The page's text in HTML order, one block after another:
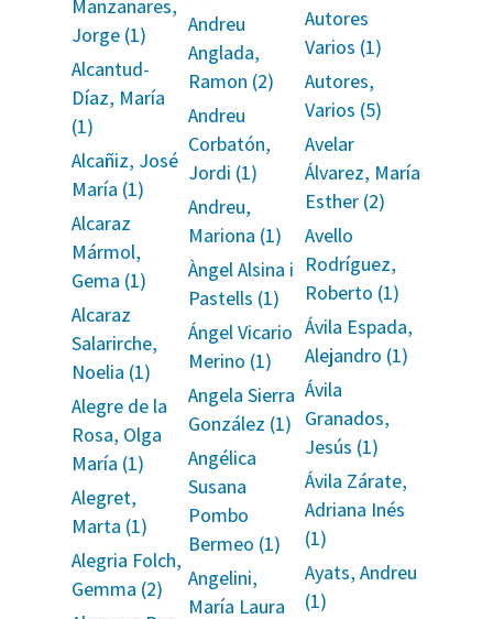
Manzanares,
Jorge (1)
Alcantud-
Díaz, María
(1)
Alcañiz, José
María (1)
Alcaraz
Mármol,
Gema (1)
Alcaraz
Salarirche,
Noelia (1)
Alegre de la
Rosa, Olga
María (1)
Alegret,
Marta (1)
Alegria Folch,
Gemma (2)
Andreu
Anglada,
Ramon (2)
Andreu
Corbatón,
Jordi (1)
Andreu,
Mariona (1)
Àngel Alsina i
Pastells (1)
Ángel Vicario
Merino (1)
Angela Sierra
González (1)
Angélica
Susana
Pombo
Bermeo (1)
Angelini,
María Laura
Autores
Varios (1)
Autores,
Varios (5)
Avelar
Álvarez, María
Esther (2)
Avello
Rodríguez,
Roberto (1)
Ávila Espada,
Alejandro (1)
Ávila
Granados,
Jesús (1)
Ávila Zárate,
Adriana Inés
(1)
Ayats, Andreu
(1)